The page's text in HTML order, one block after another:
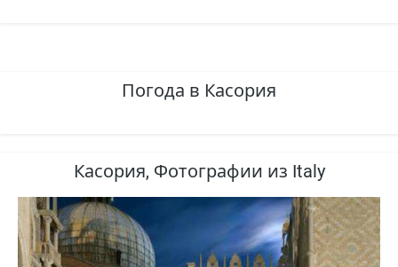
Погода в Касория
Касория, Фотографии из Italy